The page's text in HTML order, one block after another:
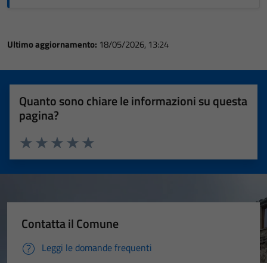
Ultimo aggiornamento: 18/05/2026, 13:24
Quanto sono chiare le informazioni su questa
pagina?
Valuta 5 stelle su 5
Valuta 4 stelle su 5
Valuta 3 stelle su 5
Valuta 2 stelle su 5
Valuta 1 stelle su 5
Contatta il Comune
Leggi le domande frequenti